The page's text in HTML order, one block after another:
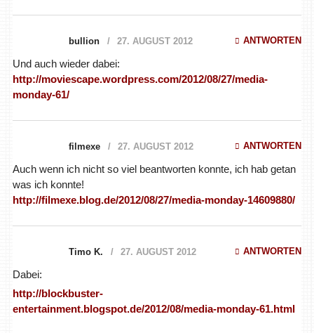
bullion 27. AUGUST 2012 ANTWORTEN
Und auch wieder dabei:
http://moviescape.wordpress.com/2012/08/27/media-
monday-61/
filmexe 27. AUGUST 2012 ANTWORTEN
Auch wenn ich nicht so viel beantworten konnte, ich hab getan
was ich konnte!
http://filmexe.blog.de/2012/08/27/media-monday-14609880/
Timo K. 27. AUGUST 2012 ANTWORTEN
Dabei:
http://blockbuster-
entertainment.blogspot.de/2012/08/media-monday-61.html